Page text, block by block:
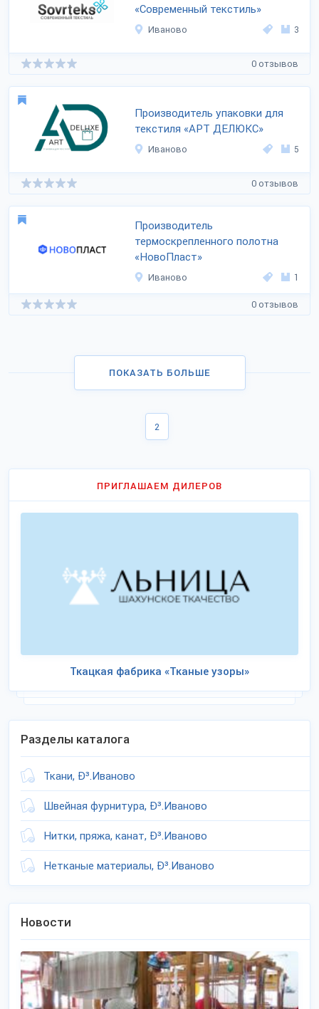
«Современный текстиль»
Иваново 3
0 отзывов
Производитель упаковки для
текстиля «АРТ ДЕЛЮКС»
Иваново 5
0 отзывов
Производитель
термоскрепленного полотна
«НовоПласт»
Иваново 1
0 отзывов
ПОКАЗАТЬ БОЛЬШЕ
2
ПРИГЛАШАЕМ ДИЛЕРОВ
Ткацкая фабрика «Тканые узоры»
Разделы каталога
Ткани, Ð³.Иваново
Швейная фурнитура, Ð³.Иваново
Нитки, пряжа, канат, Ð³.Иваново
Нетканые материалы, Ð³.Иваново
Новости